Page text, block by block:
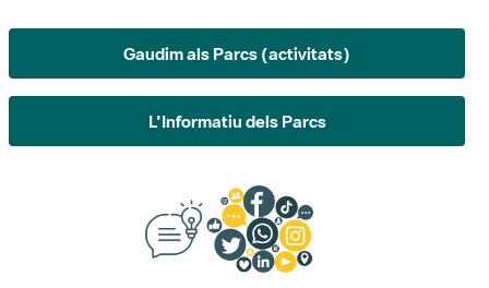
L'Informatiu dels Parcs
Suggeriments, opinió i
xarxes socials